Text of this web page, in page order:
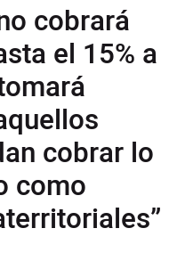
cobrará
el 15% a
cobrar lo
como